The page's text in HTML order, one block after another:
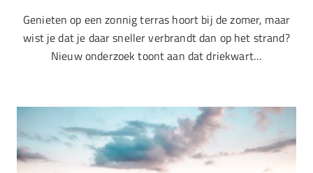
Genieten op een zonnig terras hoort bij de zomer, maar
wist je dat je daar sneller verbrandt dan op het strand?
Nieuw onderzoek toont aan dat driekwart…